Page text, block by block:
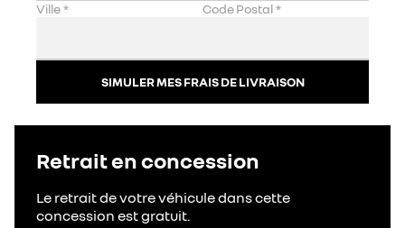
Ville* Code Postal*
SIMULER MES FRAIS DE LIVRAISON
Retrait en concession
Le retrait de votre véhicule dans cette
concession est gratuit.